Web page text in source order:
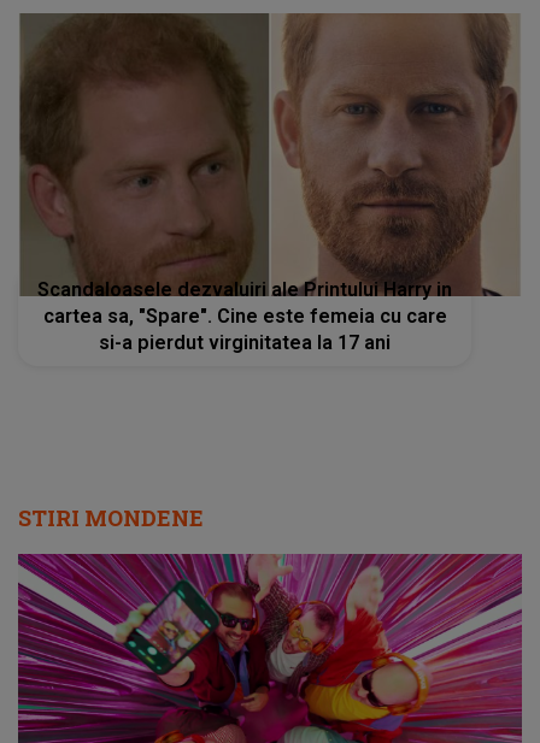
Scandaloasele dezvaluiri ale Printului Harry in
cartea sa, "Spare". Cine este femeia cu care
si-a pierdut virginitatea la 17 ani
STIRI MONDENE